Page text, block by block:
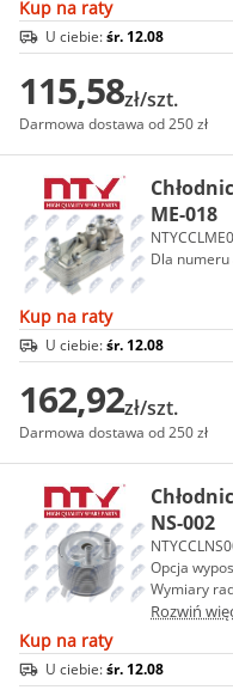
Kup na raty
U ciebie:śr. 12.08
115,58zł/szt.
Darmowa dostawa od 250 zł
ME-018
Dla numeru
Kup na raty
U ciebie:śr. 12.08
162,92zł/szt.
Darmowa dostawa od 250 zł
NS-002
Opcja
Wymiary
Rozwiń
Kup na raty
U ciebie:śr. 12.08